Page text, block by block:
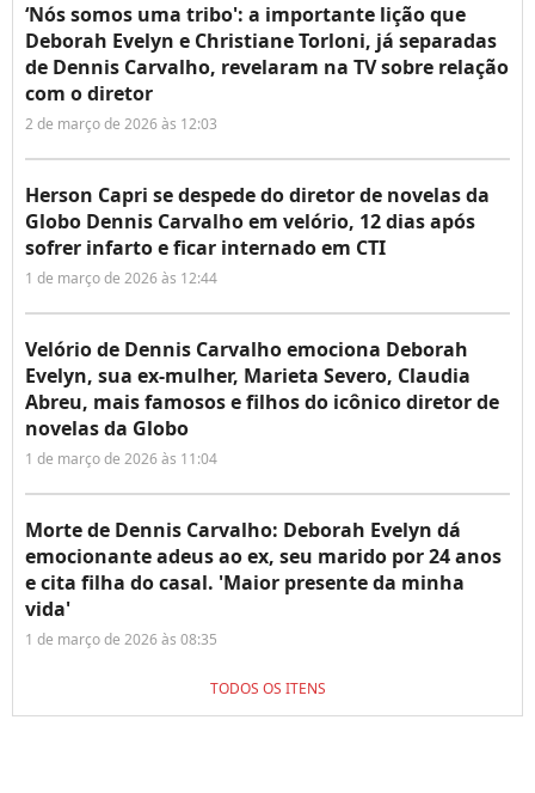
‘Nós somos uma tribo': a importante lição que
Deborah Evelyn e Christiane Torloni, já separadas
de Dennis Carvalho, revelaram na TV sobre relação
com o diretor
2 de março de 2026 às 12:03
Herson Capri se despede do diretor de novelas da
Globo Dennis Carvalho em velório, 12 dias após
sofrer infarto e ficar internado em CTI
1 de março de 2026 às 12:44
Velório de Dennis Carvalho emociona Deborah
Evelyn, sua ex-mulher, Marieta Severo, Claudia
Abreu, mais famosos e filhos do icônico diretor de
novelas da Globo
1 de março de 2026 às 11:04
Morte de Dennis Carvalho: Deborah Evelyn dá
emocionante adeus ao ex, seu marido por 24 anos
e cita filha do casal. 'Maior presente da minha
vida'
1 de março de 2026 às 08:35
TODOS OS ITENS